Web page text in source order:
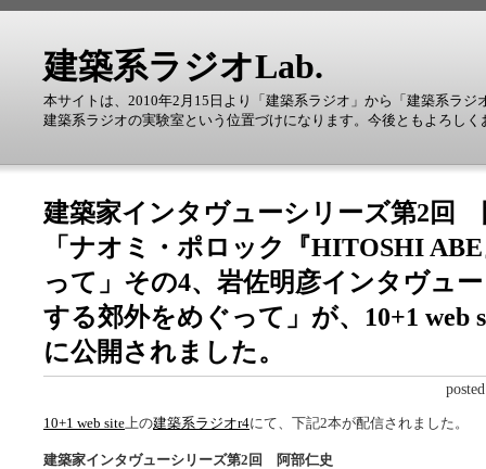
建築系ラジオLab.
本サイトは、2010年2月15日より「建築系ラジオ」から「建築系ラジ
建築系ラジオの実験室という位置づけになります。今後ともよろしく
建築家インタヴューシリーズ第2回
「ナオミ・ポロック『HITOSHI
って」その4、岩佐明彦インタヴュ
する郊外をめぐって」が、10+1 web
に公開されました。
10+1 web site 上の建築系ラジオr4にて、下記2本が配信されました。
建築家インタヴューシリーズ第2回 阿部仁史